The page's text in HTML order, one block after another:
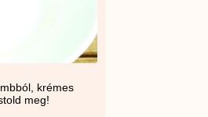
krémes
meg!